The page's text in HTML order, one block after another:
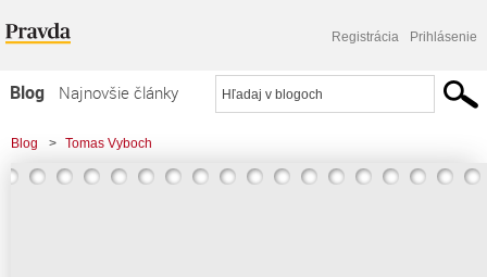
Registrácia Prihlásenie
Blog
Najnovšie články
Najčítanejšie články
Najkomentovanejšie články
Blog > Tomas Vyboch